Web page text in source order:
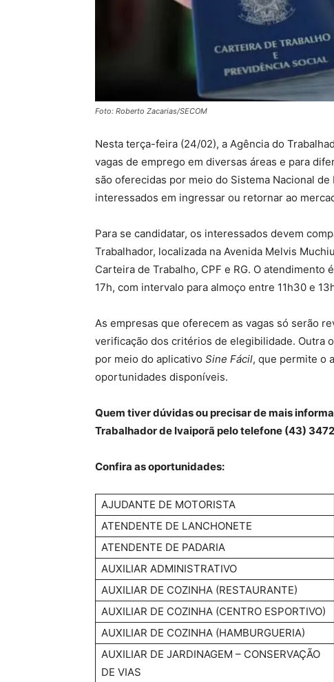
Foto: Roberto Zacarias/SECOM
Nesta terça-feira (24/02), a Agência do
vagas de emprego em diversas áreas e para
são oferecidas por meio do Sistema Nacional
interessados em ingressar ou retornar ao
Para se candidatar, os interessados devem
Trabalhador, localizada na Avenida Melvis
Carteira de Trabalho, CPF e RG. O
17h, com intervalo para almoço entre 11h30 e
As empresas que oferecem as vagas só serão
verificação dos critérios de elegibilidade. Outra
por meio do aplicativo Sine Fácil, que permite o
oportunidades disponíveis.
Quem tiver dúvidas ou precisar de mais
Trabalhador de Ivaiporã pelo telefone (43)
Confira as oportunidades:
AJUDANTE DE MOTORISTA
ATENDENTE DE LANCHONETE
ATENDENTE DE PADARIA
AUXILIAR ADMINISTRATIVO
AUXILIAR DE COZINHA (RESTAURANTE)
AUXILIAR DE COZINHA (CENTRO ESPORTIVO)
AUXILIAR DE COZINHA (HAMBURGUERIA)
AUXILIAR DE JARDINAGEM – CONSERVAÇÃO
DE VIAS